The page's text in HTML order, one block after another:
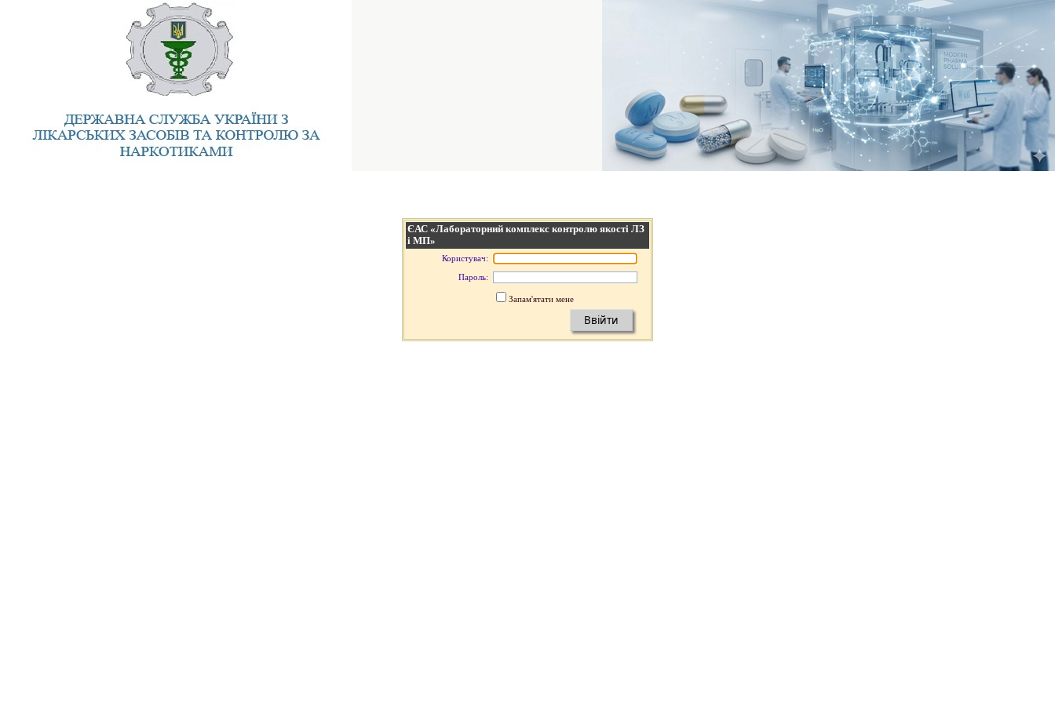
ЄАС «Лабораторний комплекс контролю якості ЛЗ
і МП»
Користувач:
Пароль:
Запам'ятати мене